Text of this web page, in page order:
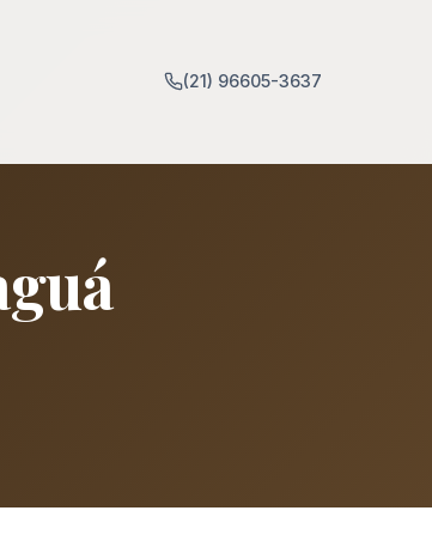
(21) 96605-3637